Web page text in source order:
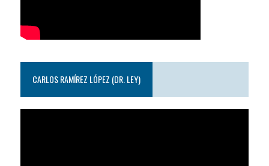
CARLOS RAMÍREZ LÓPEZ (DR. LEY)